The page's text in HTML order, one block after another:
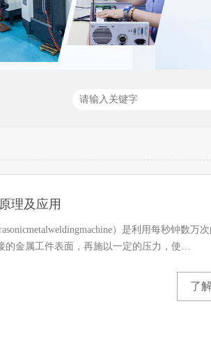
理及应用
）是利用每秒钟数万
的金属工件表面，再施以一定的压力，使…
了